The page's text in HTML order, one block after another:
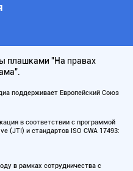
плашками "На правах
поддерживает Европейский Союз
в соответствии с программой
(JTI) и стандартов ISO CWA 17493:
в рамках сотрудничества с